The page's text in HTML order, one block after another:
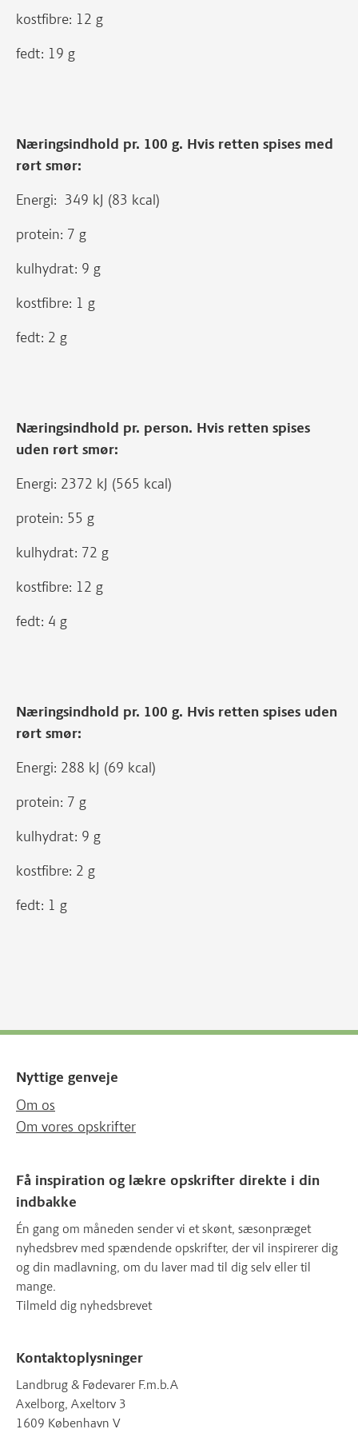
kostfibre: 12 g
fedt: 19 g
Næringsindhold pr. 100 g. Hvis retten spises med
rørt smør:
Energi: 349 kJ (83 kcal)
protein: 7 g
kulhydrat: 9 g
kostfibre: 1 g
fedt: 2 g
Næringsindhold pr. person. Hvis retten spises
uden rørt smør:
Energi: 2372 kJ (565 kcal)
protein: 55 g
kulhydrat: 72 g
kostfibre: 12 g
fedt: 4 g
Næringsindhold pr. 100 g. Hvis retten spises uden
rørt smør:
Energi: 288 kJ (69 kcal)
protein: 7 g
kulhydrat: 9 g
kostfibre: 2 g
fedt: 1 g
Nyttige genveje
Om os
Om vores opskrifter
Få inspiration og lækre opskrifter direkte i din
indbakke
Én gang om måneden sender vi et skønt, sæsonpræget
nyhedsbrev med spændende opskrifter, der vil inspirerer dig
og din madlavning, om du laver mad til dig selv eller til
mange.
Tilmeld dig nyhedsbrevet
Kontaktoplysninger
Landbrug & Fødevarer F.m.b.A
Axelborg, Axeltorv 3
1609 København V